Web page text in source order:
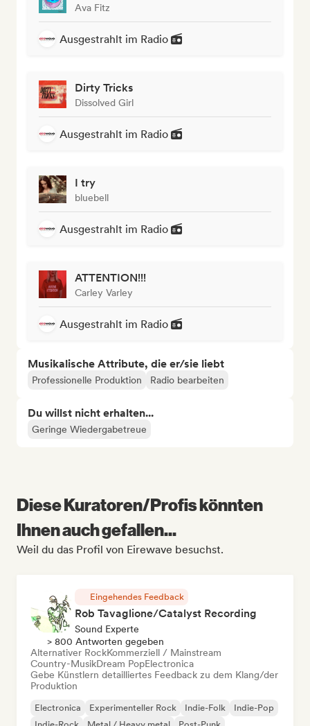
Ava Fitz
Ausgestrahlt im Radio
Dirty Tricks
Dissolved Girl
Ausgestrahlt im Radio
I try
bluebell
Ausgestrahlt im Radio
ATTENTION!!!
Carley Varley
Ausgestrahlt im Radio
Musikalische Attribute, die er/sie liebt
Professionelle Produktion Radio bearbeiten
Du willst nicht erhalten...
Geringe Wiedergabetreue
Diese Kuratoren/Profis könnten
Ihnen auch gefallen...
Weil du das Profil von Eirewave besuchst.
Eingehendes Feedback
Rob Tavaglione/Catalyst Recording
Sound Experte
> 800 Antworten gegeben
Alternativer RockKommerziell / Mainstream
Country-MusikDream PopElectronica
Gebe Künstlern detailliertes Feedback zu dem Klang/der
Produktion
Electronica Experimenteller Rock Indie-Folk
Indie-Pop